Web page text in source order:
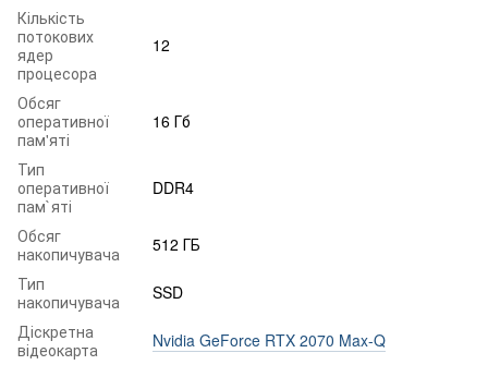
Кількість
потокових
ядер
процесора
12
Обсяг
оперативної
пам'яті
16 Гб
Тип
оперативної
пам`яті
DDR4
Обсяг
накопичувача
512 ГБ
Тип
накопичувача
SSD
Діскретна
відеокарта
Nvidia GeForce RTX 2070 Max-Q